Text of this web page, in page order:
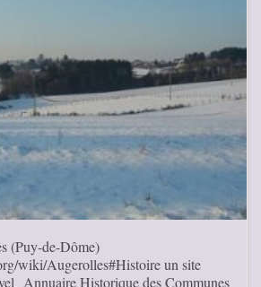
(Puy-de-Dôme)
wiki/Augerolles#Histoire un site
Annuaire Historique des Communes